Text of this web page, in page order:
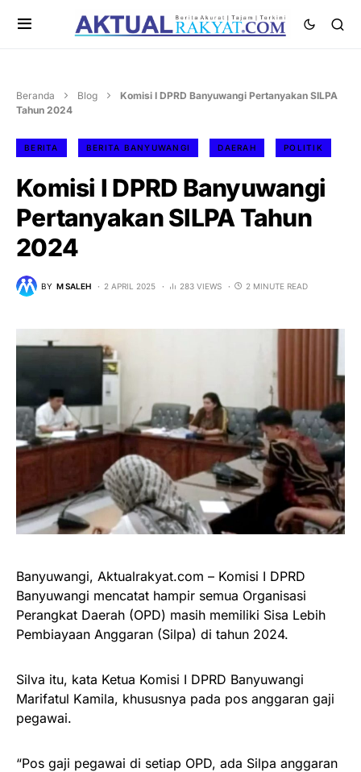
Beranda Blog
Komisi I DPRD Banyuwangi Pertanyakan SILPA
Tahun 2024
BERITA BERITA BANYUWANGI DAERAH POLITIK
Komisi I DPRD Banyuwangi
Pertanyakan SILPA Tahun
2024
BY M SALEH 2 APRIL 2025 283 VIEWS 2 MINUTE READ
Banyuwangi, Aktualrakyat.com – Komisi I DPRD
Banyuwangi mencatat hampir semua Organisasi
Perangkat Daerah (OPD) masih memiliki Sisa Lebih
Pembiayaan Anggaran (Silpa) di tahun 2024.
Silva itu, kata Ketua Komisi I DPRD Banyuwangi
Marifatul Kamila, khususnya pada pos anggaran gaji
pegawai.
“Pos gaji pegawai di setiap OPD, ada Silpa anggaran